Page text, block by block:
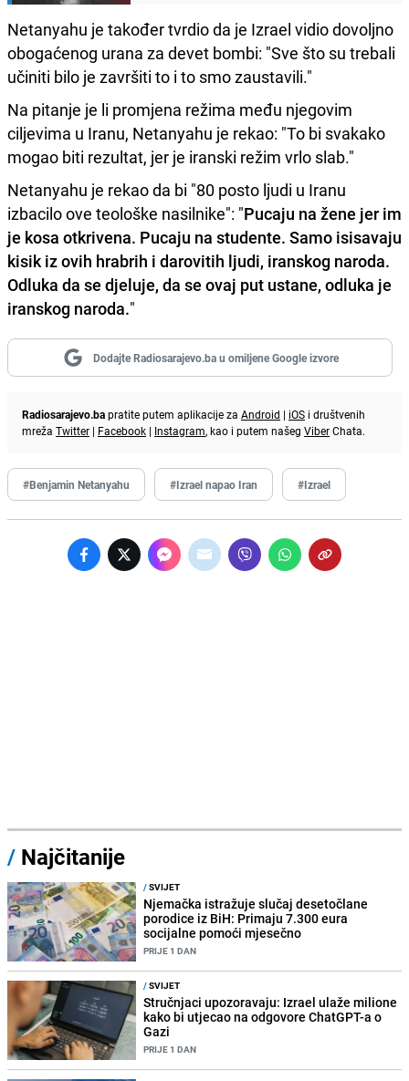
Netanyahu je također tvrdio da je Izrael vidio dovoljno
obogaćenog urana za devet bombi: "Sve što su trebali
učiniti bilo je završiti to i to smo zaustavili."
Na pitanje je li promjena režima među njegovim
ciljevima u Iranu, Netanyahu je rekao: "To bi svakako
mogao biti rezultat, jer je iranski režim vrlo slab."
Netanyahu je rekao da bi "80 posto ljudi u Iranu
izbacilo ove teološke nasilnike": "Pucaju na žene jer im
je kosa otkrivena. Pucaju na studente. Samo isisavaju
kisik iz ovih hrabrih i darovitih ljudi, iranskog naroda.
Odluka da se djeluje, da se ovaj put ustane, odluka je
iranskog naroda."
Dodajte Radiosarajevo.ba u omiljene Google izvore
Radiosarajevo.bapratite putem aplikacije za Android | iOS i društvenih
mreža Twitter | Facebook | Instagram, kao i putem našeg ViberChata.
#Benjamin Netanyahu #Izrael napao Iran #Izrael
/ Najčitanije
/SVIJET
Njemačka istražuje slučaj desetočlane
porodice iz BiH: Primaju 7.300 eura
socijalne pomoći mjesečno
PRIJE 1 DAN
/SVIJET
Stručnjaci upozoravaju: Izrael ulaže milione
kako bi utjecao na odgovore ChatGPT-a o
Gazi
PRIJE 1 DAN